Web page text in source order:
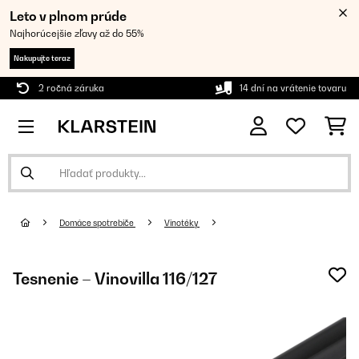
Leto v plnom prúde
Najhorúcejšie zľavy až do 55%
Nakupujte teraz
2 ročná záruka 14 dní na vrátenie tovaru
Domáce spotrebiče Vinotéky
Tesnenie – Vinovilla 116/127